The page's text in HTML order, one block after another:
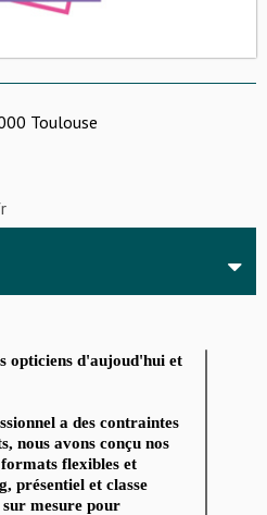
Toulouse
opticiens d'aujoud'hui et
a des contraintes
nous avons conçu nos
flexibles et
présentiel et classe
mesure pour